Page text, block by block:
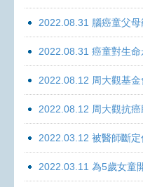
2022.08.31 腦癌童父
2022.08.31 癌童對生
2022.08.12 周大觀基
2022.08.12 周大觀抗
2022.03.12 被醫師斷
2022.03.11 為5歲女童